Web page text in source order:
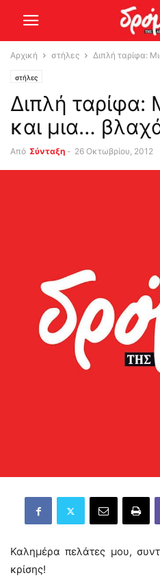
Αρχική στήλες Διπλή ταρίφα:
στήλες
Διπλή ταρίφα:
και μια…
Από Σύνταξη - 26 Οκτωβρίου, 2012
Καλημέρα πελάτες μου,
κρίσης!